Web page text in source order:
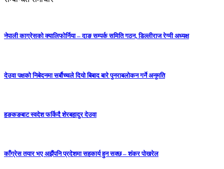
नेपाली काग्रेसको क्यालिफोर्निया – दाङ सम्पर्क समिति गठन, डिल्लीराज रेग्मी अध्यक्ष
देउवा पक्षको निबेदनमा सर्बौच्चले दियो बिबाद बारे पुनराबलोकन गर्ने अनुमति
हङकङबाट स्वदेश फर्किदै शेरबहादुर देउवा
काँग्रेस तयार भए अझैंपनि प्रदेशमा सहकार्य हुन सक्छ – शंकर पोखरेल